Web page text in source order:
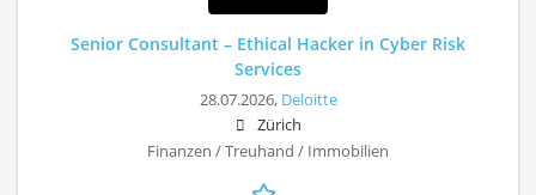
Senior Consultant – Ethical Hacker in Cyber Risk
Services
28.07.2026, Deloitte
Zürich
Finanzen / Treuhand / Immobilien